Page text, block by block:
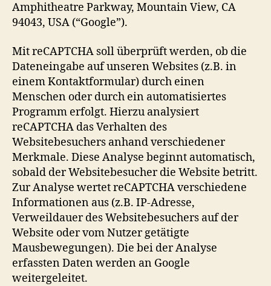
Amphitheatre Parkway, Mountain View, CA
94043, USA (“Google”).
Mit reCAPTCHA soll überprüft werden, ob die
Dateneingabe auf unseren Websites (z.B. in
einem Kontaktformular) durch einen
Menschen oder durch ein automatisiertes
Programm erfolgt. Hierzu analysiert
reCAPTCHA das Verhalten des
Websitebesuchers anhand verschiedener
Merkmale. Diese Analyse beginnt automatisch,
sobald der Websitebesucher die Website betritt.
Zur Analyse wertet reCAPTCHA verschiedene
Informationen aus (z.B. IP-Adresse,
Verweildauer des Websitebesuchers auf der
Website oder vom Nutzer getätigte
Mausbewegungen). Die bei der Analyse
erfassten Daten werden an Google
weitergeleitet.